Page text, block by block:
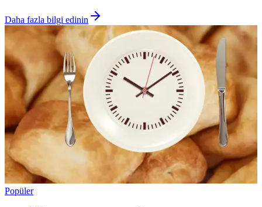
Daha fazla bilgi edinin
Popüler